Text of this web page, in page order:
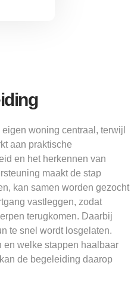
woning centraal, terwijl
aan praktische
en het herkennen van
maakt de stap
kan samen worden gezocht
vastleggen, zodat
terugkomen. Daarbij
te snel wordt losgelaten.
en welke stappen haalbaar
de begeleiding daarop